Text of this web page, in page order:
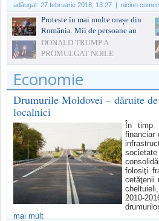
adăugat: 27 februarie 2018, 13:27 | niciun
Proteste în mai multe orașe din
România. Mii de persoane au
ieșit în stradă pentru susținerea
șefei DNA
DONALD TRUMP A
PROMULGAT NOILE
SANCŢIUNI ECONOMICE
AMERICANE ÎMPOTRIVA RUSIEI
Economie
Drumurile Moldovei – dăruite
localnici
În timp
financiar
folosiţi
cetăţenii
2010-
mai mult